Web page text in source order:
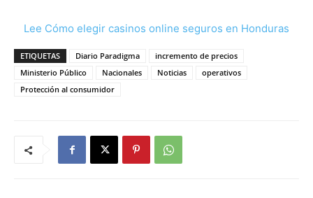
Lee Cómo elegir casinos online seguros en Honduras
ETIQUETAS Diario Paradigma
incremento de precios
Ministerio Público
Nacionales Noticias
operativos
Protección al consumidor